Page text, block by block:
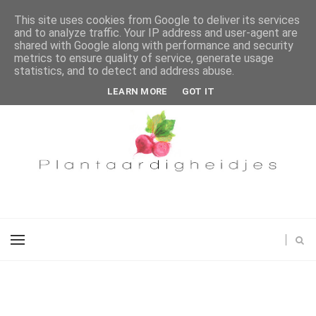
This site uses cookies from Google to deliver its services
and to analyze traffic. Your IP address and user-agent are
shared with Google along with performance and security
metrics to ensure quality of service, generate usage
statistics, and to detect and address abuse.
LEARN MORE GOT IT